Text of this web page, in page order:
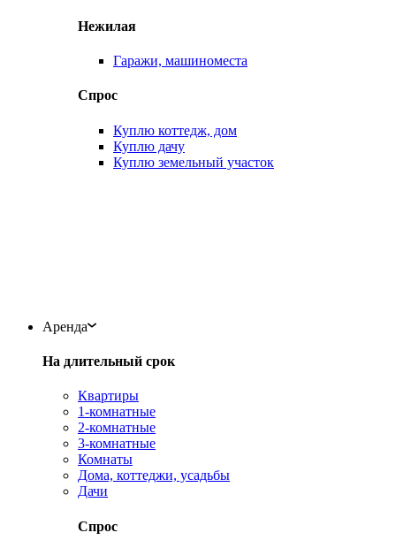
Нежилая
Гаражи, машиноместа
Спрос
Куплю коттедж, дом
Куплю дачу
Куплю земельный участок
Аренда
На длительный срок
Квартиры
1-комнатные
2-комнатные
3-комнатные
Комнаты
Дома, коттеджи, усадьбы
Дачи
Спрос